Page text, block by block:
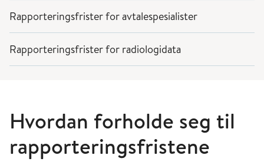
Rapporteringsfrister for avtalespesialister
Rapporteringsfrister for radiologidata
Hvordan forholde seg til
rapporteringsfristene